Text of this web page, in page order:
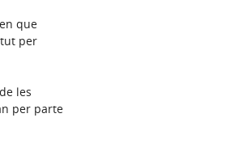
que
per
les
per parte